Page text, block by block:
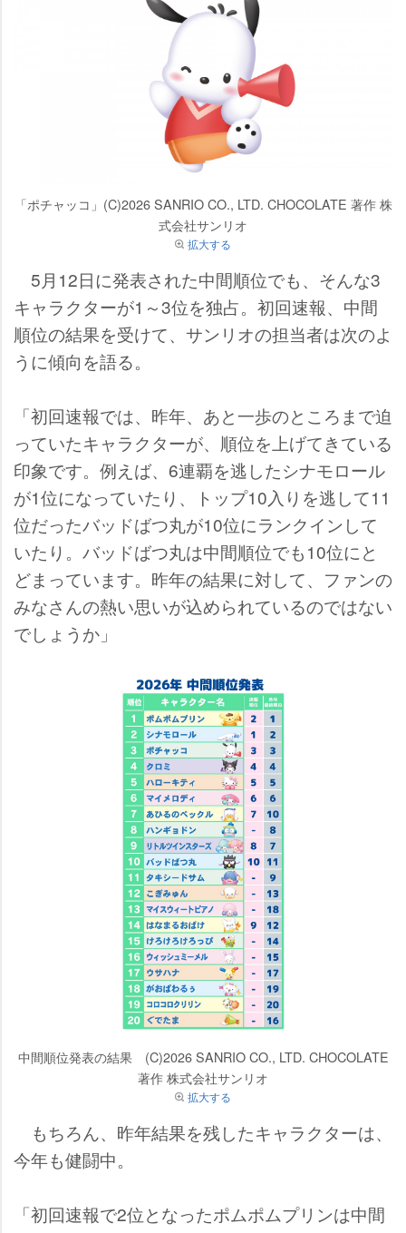
「ポチャッコ」(C)2026 SANRIO CO., LTD. CHOCOLATE 著作 株
式会社サンリオ
拡大する
5月12日に発表された中間順位でも、そんな3
キャラクターが1～3位を独占。初回速報、中間
順位の結果を受けて、サンリオの担当者は次のよ
うに傾向を語る。
「初回速報では、昨年、あと一歩のところまで迫
っていたキャラクターが、順位を上げてきている
印象です。例えば、6連覇を逃したシナモロール
が1位になっていたり、トップ10入りを逃して11
位だったバッドばつ丸が10位にランクインして
いたり。バッドばつ丸は中間順位でも10位にと
どまっています。昨年の結果に対して、ファンの
みなさんの熱い思いが込められているのではない
でしょうか」
中間順位発表の結果 (C)2026 SANRIO CO., LTD. CHOCOLATE
著作 株式会社サンリオ
拡大する
もちろん、昨年結果を残したキャラクターは、
今年も健闘中。
「初回速報で2位となったポムポムプリンは中間